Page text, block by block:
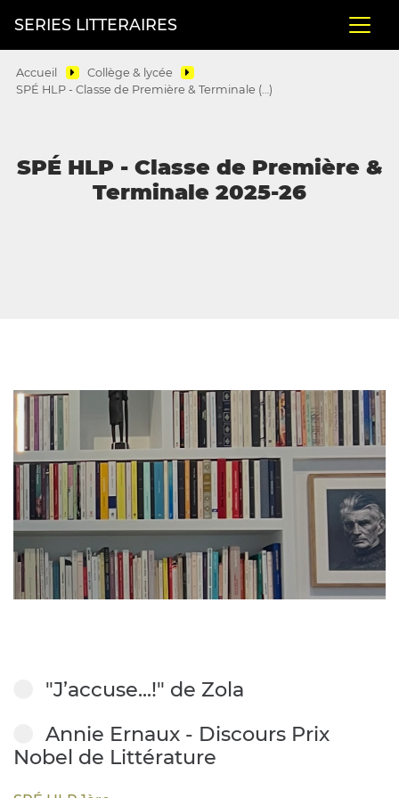
SERIES LITTERAIRES
Accueil
Collège & lycée
SPÉ HLP - Classe de Première & Terminale (…)
SPÉ HLP - Classe de Première &
Terminale 2025-26
"J’accuse...!" de Zola
Annie Ernaux - Discours Prix
Nobel de Littérature